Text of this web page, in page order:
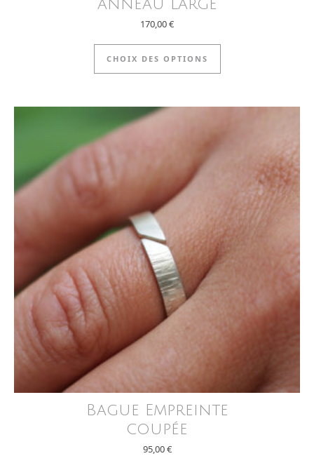
anneau large
170,00€
CHOIX DES OPTIONS
Ce produit a
Bague Empreinte
coupée
95,00€